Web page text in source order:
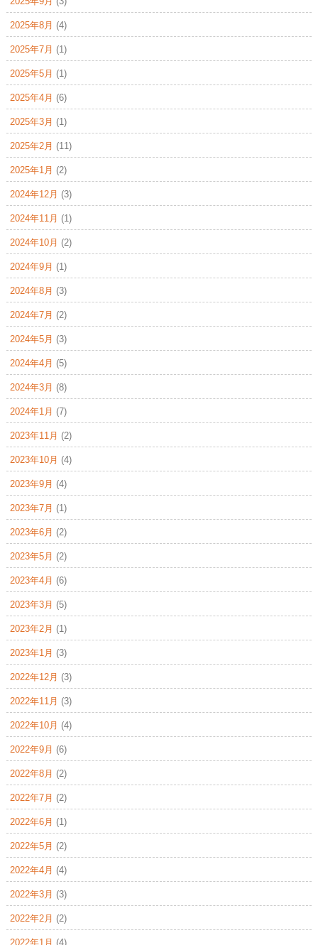
2025年8月 (4)
2025年7月 (1)
2025年5月 (1)
2025年4月 (6)
2025年3月 (1)
2025年2月 (11)
2025年1月 (2)
2024年12月 (3)
2024年11月 (1)
2024年10月 (2)
2024年9月 (1)
2024年8月 (3)
2024年7月 (2)
2024年5月 (3)
2024年4月 (5)
2024年3月 (8)
2024年1月 (7)
2023年11月 (2)
2023年10月 (4)
2023年9月 (4)
2023年7月 (1)
2023年6月 (2)
2023年5月 (2)
2023年4月 (6)
2023年3月 (5)
2023年2月 (1)
2023年1月 (3)
2022年12月 (3)
2022年11月 (3)
2022年10月 (4)
2022年9月 (6)
2022年8月 (2)
2022年7月 (2)
2022年6月 (1)
2022年5月 (2)
2022年4月 (4)
2022年3月 (3)
2022年2月 (2)
2022年1月 (4)